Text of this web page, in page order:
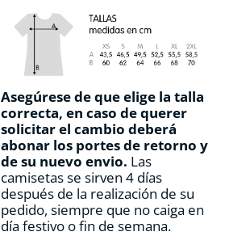
Asegúrese de que elige la talla
correcta, en caso de querer
solicitar el cambio deberá
abonar los portes de retorno y
de su nuevo envio. Las
camisetas se sirven 4 días
después de la realización de su
pedido, siempre que no caiga en
día festivo o fin de semana.